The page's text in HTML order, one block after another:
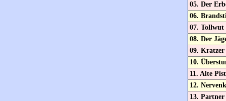
05. Der
06.
07. Tollwut
08. Der
09.
10.
11. Alte
12.
13. Partner